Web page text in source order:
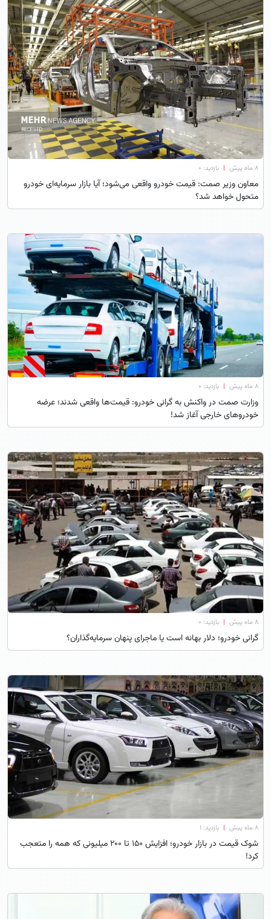
۸ ماه پیش | بازدید: 0
معاون وزیر صمت: قیمت خودرو واقعی می‌شود؛ آیا بازار سرمایه‌ای خودرو
متحول خواهد شد؟
۸ ماه پیش | بازدید: 0
وزارت صمت در واکنش به گرانی خودرو: قیمت‌ها واقعی شدند؛ عرضه
خودروهای خارجی آغاز شد!
۸ ماه پیش | بازدید: 0
گرانی خودرو؛ دلار بهانه است یا ماجرای پنهان سرمایه‌گذاران؟
۸ ماه پیش | بازدید: 1
شوک قیمت در بازار خودرو؛ افزایش ۱۵۰ تا ۲۰۰ میلیونی که همه را متعجب
کرد!